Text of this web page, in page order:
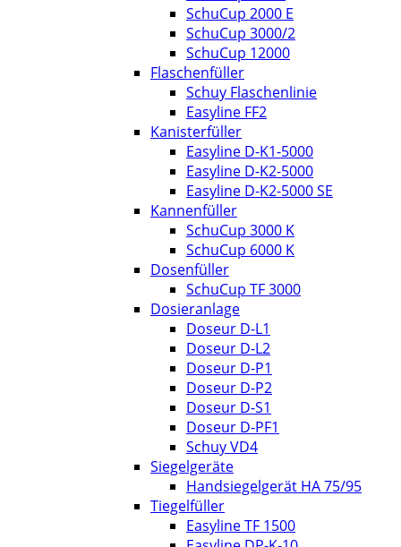
SchuCup 2000 E
SchuCup 3000/2
SchuCup 12000
Flaschenfüller
Schuy Flaschenlinie
Easyline FF2
Kanisterfüller
Easyline D-K1-5000
Easyline D-K2-5000
Easyline D-K2-5000 SE
Kannenfüller
SchuCup 3000 K
SchuCup 6000 K
Dosenfüller
SchuCup TF 3000
Dosieranlage
Doseur D-L1
Doseur D-L2
Doseur D-P1
Doseur D-P2
Doseur D-S1
Doseur D-PF1
Schuy VD4
Siegelgeräte
Handsiegelgerät HA 75/95
Tiegelfüller
Easyline TF 1500